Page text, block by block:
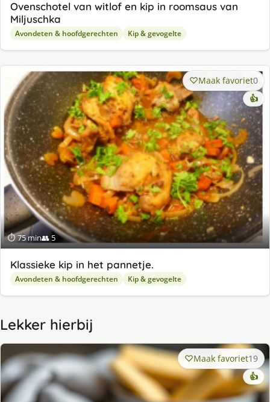
Ovenschotel van witlof en kip in roomsaus van
Miljuschka
Avondeten & hoofdgerechten Kip & gevogelte
⏱ 75 min👥 5
Maak favoriet0
👍
Klassieke kip in het pannetje.
Avondeten & hoofdgerechten Kip & gevogelte
Lekker hierbij
Maak favoriet19
👍